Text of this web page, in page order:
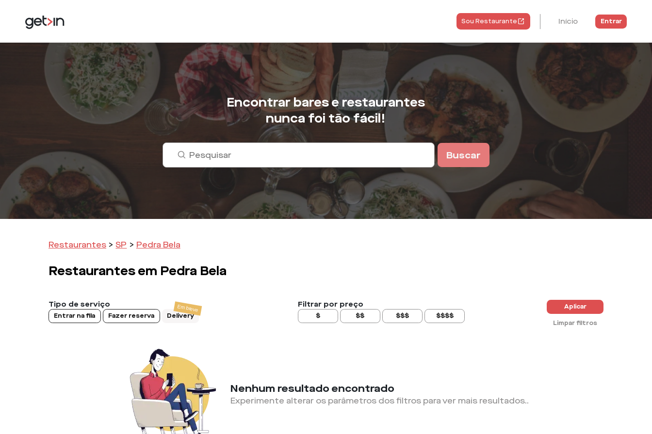
Sou Restaurante Início Entrar
Encontrar bares e restaurantes
nunca foi tão fácil!
Buscar
Restaurantes > SP > Pedra Bela
Restaurantes em Pedra Bela
Tipo de serviço
Entrar na fila Fazer reserva Delivery
Filtrar por preço
$ $$ $$$ $$$$
Aplicar
Limpar filtros
Nenhum resultado encontrado
Experimente alterar os parâmetros dos filtros para ver mais resultados..